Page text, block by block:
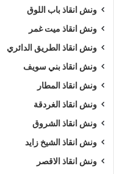
ونش انقاذ باب اللوق
ونش انقاذ ميت غمر
ونش انقاذ الطريق الدائري
ونش انقاذ بني سويف
ونش انقاذ المطار
ونش انقاذ الغردقة
ونش انقاذ الشروق
ونش انقاذ الشيخ زايد
ونش انقاذ الاقصر